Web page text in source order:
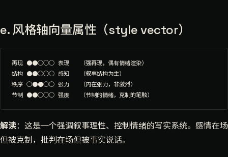
e. 风格轴向量属性（style vector）
再现 ●●○○○ 表现   （强再现，偶有情绪渲染）
结构 ●●○○○ 感知   （叙事结构为主）
秩序 ○●●○○ 张力   （内在张力，非激烈）
解读：这是一个强调叙事理性、控制情绪的写实系统。感情在场
但被克制，批判在场但被事实说话。